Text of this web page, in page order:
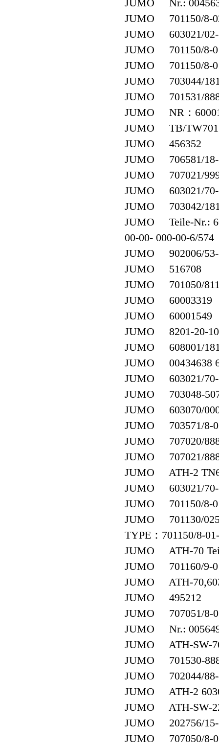
JUMO Nr.:
JUMO 701150/8-
JUMO 603021/02-
JUMO 701150/8-
JUMO 701150/8-
JUMO 703044/
JUMO 701531/
JUMO NR：
JUMO TB/
JUMO 456352
JUMO 706581/18-
JUMO 707021/
JUMO 603021/70-
JUMO 703042/
JUMO Teile-Nr.:
00-00- 000-00-6/574
JUMO 902006/53-
JUMO 516708
JUMO 701050/
JUMO 60003319
JUMO 60001549
JUMO 8201-20-10
JUMO 608001/
JUMO 00434638
JUMO 603021/70-
JUMO 703048-
JUMO 603070/
JUMO 703571/8-
JUMO 707020/
JUMO 707021/
JUMO ATH-2
JUMO 603021/70-
JUMO 701150/8-
JUMO 701130/
TYPE：701150/8-
JUMO ATH-70
JUMO 701160/9-
JUMO ATH-
JUMO 495212
JUMO 707051/8-
JUMO Nr.:
JUMO ATH-SW-
JUMO 701530-
JUMO 702044/88-
JUMO ATH-2
JUMO ATH-SW-
JUMO 202756/15-
JUMO 707050/8-